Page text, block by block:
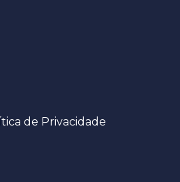
de Privacidade